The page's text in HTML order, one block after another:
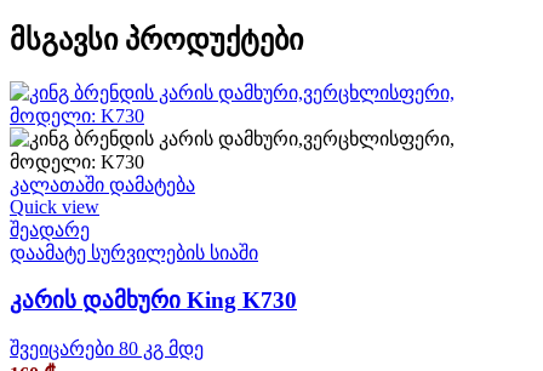
მსგავსი პროდუქტები
კალათაში დამატება
Quick view
შეადარე
დაამატე სურვილების სიაში
კარის დამხური King K730
შვეიცარები 80 კგ მდე